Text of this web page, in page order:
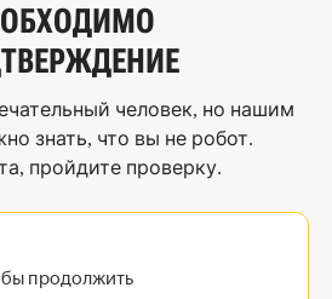
человек, но нашим
знать, что вы не робот.
пройдите проверку.